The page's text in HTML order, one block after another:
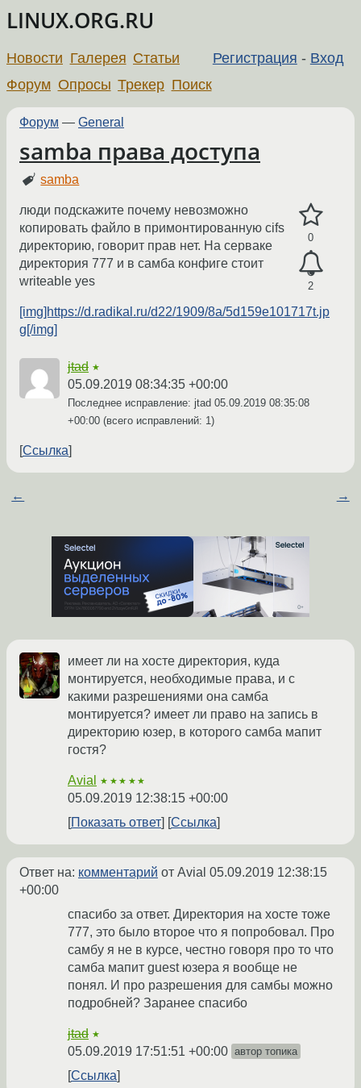
LINUX.ORG.RU
Регистрация - Вход
Новости Галерея Статьи
Форум Опросы Трекер Поиск
Форум — General
samba права доступа
samba
0
2
люди подскажите почему невозможно
копировать файло в примонтированную cifs
директорию, говорит прав нет. На серваке
директория 777 и в самба конфиге стоит
writeable yes
[img]https://d.radikal.ru/d22/1909/8a/5d159e101717t.jp
g[/img]
jtad ★
05.09.2019 08:34:35 +00:00
Последнее исправление: jtad 05.09.2019 08:35:08
+00:00 (всего исправлений: 1)
Ссылка
← →
имеет ли на хосте директория, куда
монтируется, необходимые права, и с
какими разрешениями она самба
монтируется? имеет ли право на запись в
директорию юзер, в которого самба мапит
гостя?
Avial ★★★★★
05.09.2019 12:38:15 +00:00
Показать ответ
Ссылка
Ответ на: комментарий от Avial 05.09.2019 12:38:15
+00:00
спасибо за ответ. Директория на хосте тоже
777, это было второе что я попробовал. Про
самбу я не в курсе, честно говоря про то что
самба мапит guest юзера я вообще не
понял. И про разрешения для самбы можно
подробней? Заранее спасибо
jtad ★
05.09.2019 17:51:51 +00:00 автор топика
Ссылка